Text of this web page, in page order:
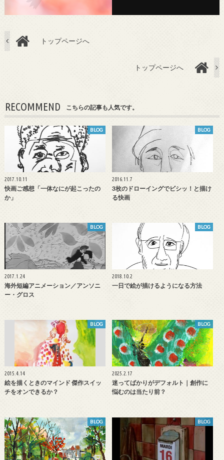
トップページへ
トップページへ
RECOMMEND こちらの記事も人気です。
BLOG
2017.10.11
快画ご感想「一体なにが起こったの
か」
BLOG
2016.11.7
3枚のドローイングでビシッ！と描け
る快画
BLOG
2017.1.24
海外短編アニメーション／アンソニ
ー・グロス
BLOG
2018.10.2
一日で絵が描けるようになる方法
BLOG
2015.4.14
絵を描くときのマインド 傑作スイッ
チをオンできるか？
BLOG
2025.2.17
迷ってばかりがデフォルト｜創作に
悩むのは当たり前？
BLOG BLOG